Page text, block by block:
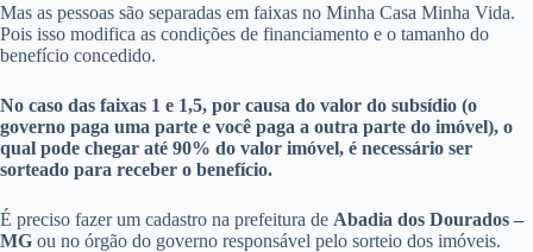
Mas as pessoas são separadas em faixas no Minha Casa Minha Vida.
Pois isso modifica as condições de financiamento e o tamanho do
benefício concedido.
No caso das faixas 1 e 1,5, por causa do valor do subsídio (o
governo paga uma parte e você paga a outra parte do imóvel), o
qual pode chegar até 90% do valor imóvel, é necessário ser
sorteado para receber o benefício.
É preciso fazer um cadastro na prefeitura de Abadia dos Dourados –
MG ou no órgão do governo responsável pelo sorteio dos imóveis.